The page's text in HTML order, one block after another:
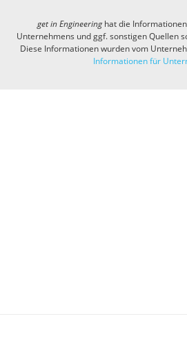
get in Engineeringhat die
Unternehmens und ggf. sonstigen Quellen
Diese Informationen wurden vom
Informationen für